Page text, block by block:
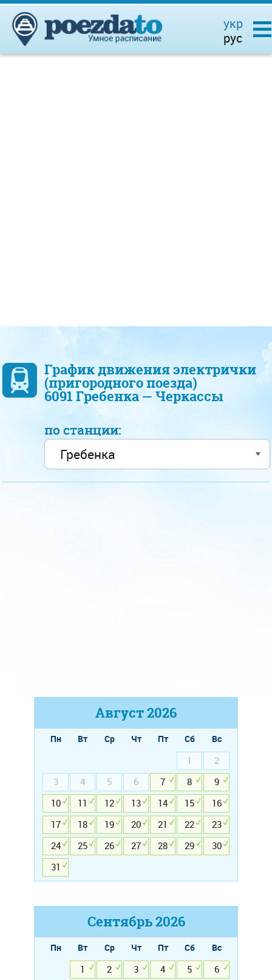
укр
рус
График движения электрички
(пригородного поезда)
6091 Гребенка — Черкассы
по станции:
Август2026
Пн Вт Ср Чт Пт Сб
Вс
1
2
3
4 5 6 7 8
9
10
11 12 13 14 15
16
17
18 19 20 21 22
23
24
25 26 27 28 29
30
31
Сентябрь2026
Пн Вт Ср Чт Пт Сб
Вс
1
2 3 4 5
6